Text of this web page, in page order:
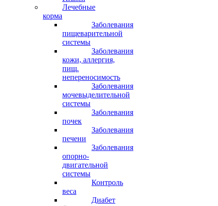
Лечебные
корма
Заболевания
пищеварительной
системы
Заболевания
кожи, аллергия,
пищ.
непереносимость
Заболевания
мочевыделительной
системы
Заболевания
почек
Заболевания
печени
Заболевания
опорно-
двигательной
системы
Контроль
веса
Диабет